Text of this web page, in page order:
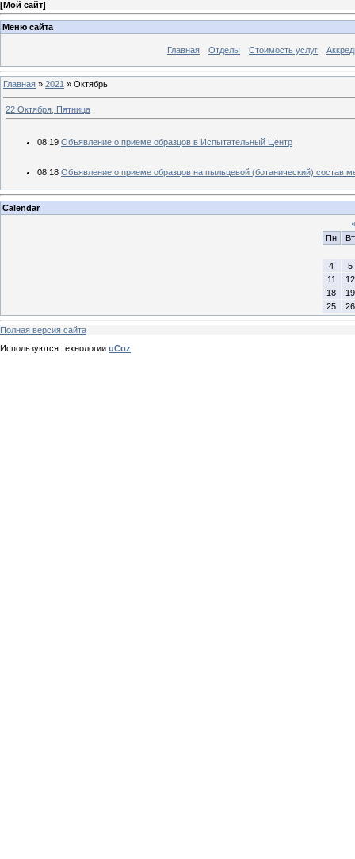
[Мой сайт]
Меню сайта
Главная Отделы Стоимость услуг
Главная » 2021 » Октябрь
22 Октября, Пятница
08:19 Объявление о приеме образцов в Испытательный Центр
08:18 Объявление о приеме образцов на пыльцевой (ботанический) состав
Calendar
«
Пн
Вт
4
5
11
12
18
19
25
26
Полная версия сайта
Используются технологии uCoz